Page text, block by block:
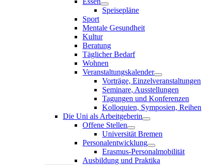
Speisepläne
Sport
Mentale Gesundheit
Kultur
Beratung
Täglicher Bedarf
Wohnen
Veranstaltungskalender
Vorträge, Einzelveranstaltungen
Seminare, Ausstellungen
Tagungen und Konferenzen
Kolloquien, Symposien, Reihen
Die Uni als Arbeitgeberin
Offene Stellen
Universität Bremen
Personalentwicklung
Erasmus-Personalmobilität
Ausbildung und Praktika